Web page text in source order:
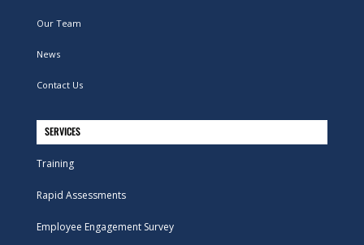
Our Team
News
Contact Us
SERVICES
Training
Rapid Assessments
Employee Engagement Survey